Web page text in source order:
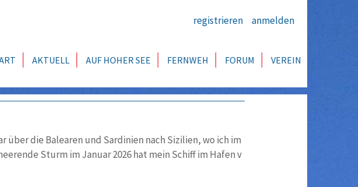
registrieren anmelden
AKTUELL AUF HOHER SEE FERNWEH FORUM VEREIN
über die Balearen und Sardinien nach Sizilien, wo ich im
Sturm im Januar 2026 hat mein Schiff im Hafen v